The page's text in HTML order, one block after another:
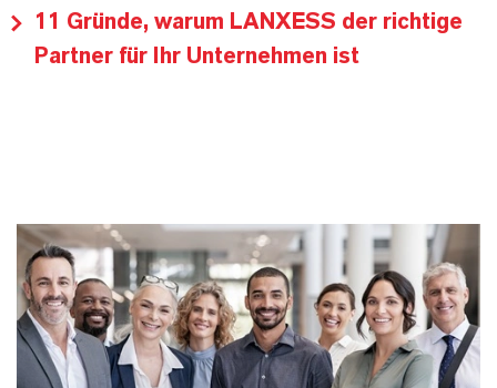
11 Gründe, warum LANXESS der richtige
Partner für Ihr Unternehmen ist